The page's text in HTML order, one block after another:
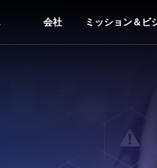
会社 ミッション＆ビ